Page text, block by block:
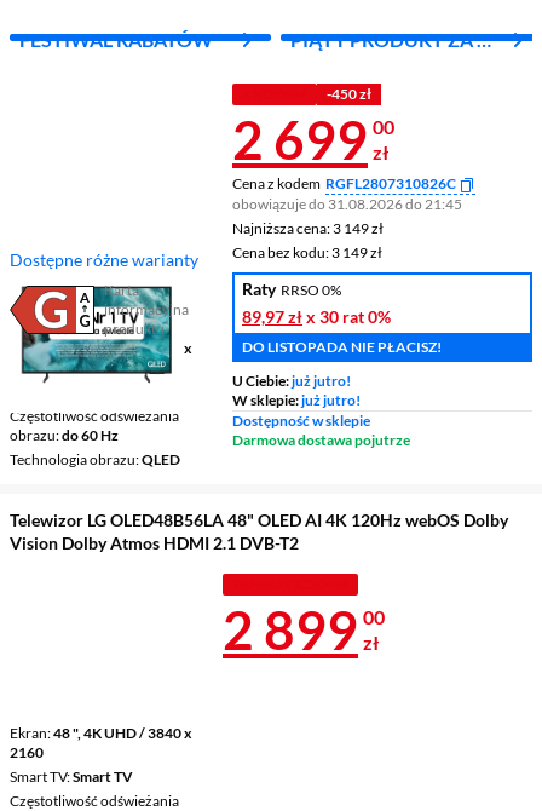
FESTIWAL RABATÓW
PIĄTY PRODUKT ZA 1
Dostępne różne warianty
Karta
informacyjna
produktu
Plik w formacie pdf
(otworzy się w nowym oknie)
Ekran 65 ", 4K UHD / 3840 x
2160
Częstotliwość odświeżania
obrazu do 60 Hz
Technologia obrazu QLED
-450 zł
Cena 2 699
2 699 00
zł
Cena z kodem RGFL2807310826C
obowiązuje do 31.08.2026 do 21:45
Najniższa cena: 3 149 zł
Najniższa cena:3 149 zł
Cena bez kodu: 3 149 zł
Cena bez kodu:3 149 zł
Raty RRSO 0%
89,97 złx 30 rat0%
DO LISTOPADA NIE PŁACISZ!
U Ciebie:już jutro!
W sklepie:już jutro!
Dostępność w sklepie
Darmowa dostawa pojutrze
Telewizor LG OLED48B56LA 48" OLED AI 4K 120Hz webOS Dolby
Vision Dolby Atmos HDMI 2.1 DVB-T2
Ekran 48 ", 4K UHD / 3840 x
2160
Smart TV Smart TV
Częstotliwość odświeżania
Cena 2 899 zł
2 899 00
zł